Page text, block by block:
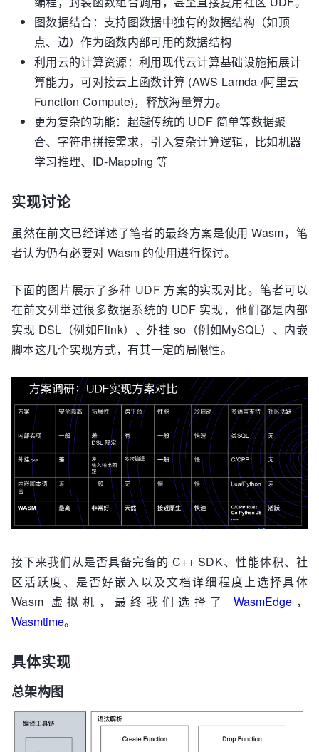
图数据结合：支持图数据中独有的数据结构（如顶
点、边）作为函数内部可用的数据结构
利用云的计算资源：利用现代云计算基础设施拓展计
算能力，可对接云上函数计算 (AWS Lamda /阿里云
Function Compute)，释放海量算力。
更为复杂的功能：超越传统的 UDF 简单等数据聚
合、字符串拼接需求，引入复杂计算逻辑，比如机器
学习推理、ID-Mapping 等
实现讨论
虽然在前文已经详述了笔者的最终方案是使用 Wasm，笔
者认为仍有必要对 Wasm 的使用进行探讨。
下面的图片展示了多种 UDF 方案的实现对比。笔者可以
在前文列举过很多数据系统的 UDF 实现，他们都是内部
实现 DSL（例如Flink）、外挂 so（例如MySQL）、内嵌
脚本这几个实现方式，有其一定的局限性。
接下来我们从是否具备完备的 C++ SDK、性能体积、社
区活跃度、是否好嵌入以及文档详细程度上选择具体
Wasm 虚拟机，最终我们选择了 WasmEdge，
Wasmtime。
具体实现
总架构图